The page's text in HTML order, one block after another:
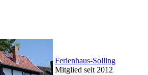
Ferienhaus-Solling
Mitglied seit 2012